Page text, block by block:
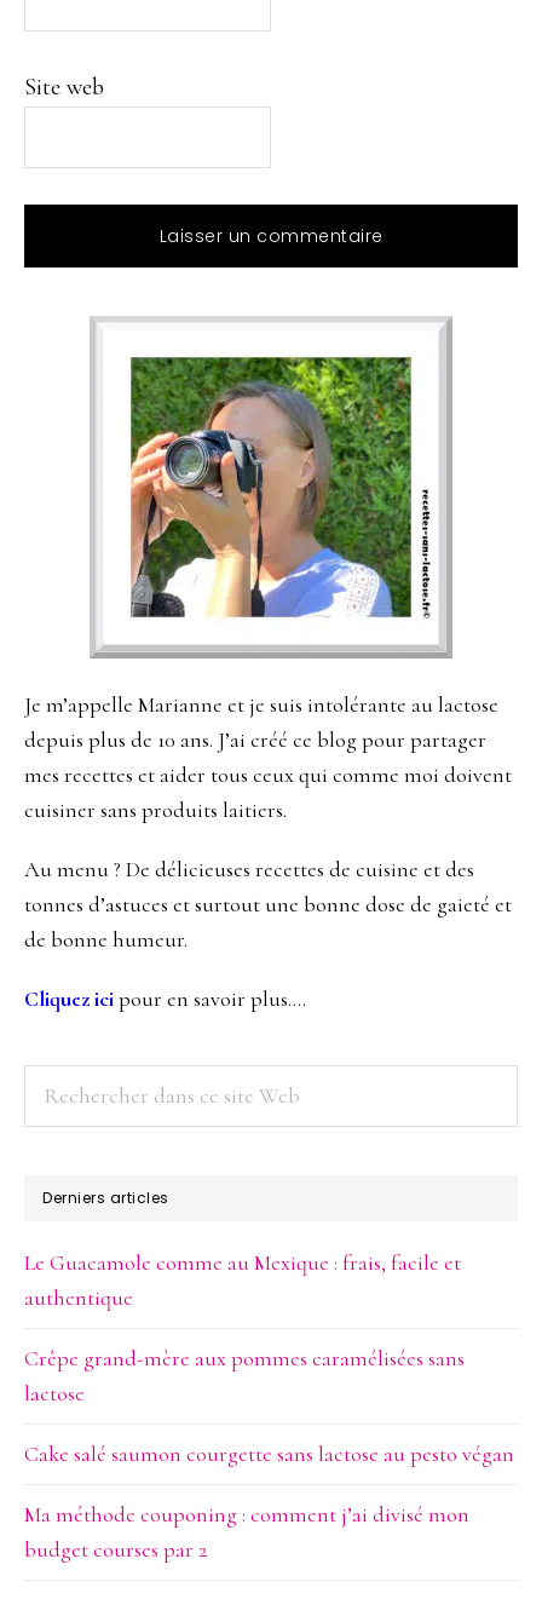
Site web
Barre
latérale
principale
Je m’appelle Marianne et je suis intolérante au lactose
depuis plus de 10 ans. J’ai créé ce blog pour partager
mes recettes et aider tous ceux qui comme moi doivent
cuisiner sans produits laitiers.
Au menu ? De délicieuses recettes de cuisine et des
tonnes d’astuces et surtout une bonne dose de gaieté et
de bonne humeur.
Cliquez icipour en savoir plus….
Rechercher
siteDerniers articles
Le Guacamole comme au Mexique : frais, facile et
authentique
Crêpe grand-mère aux pommes caramélisées sans
lactose
Cake salé saumon courgette sans lactose au pesto végan
Ma méthode couponing : comment j’ai divisé mon
budget courses par 2